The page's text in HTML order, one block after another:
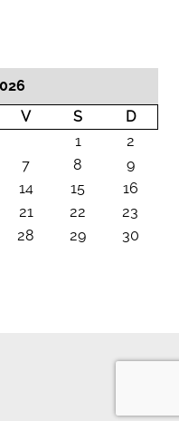
V S
D
1
2
7 8
9
14 15
16
21 22
23
28 29
30